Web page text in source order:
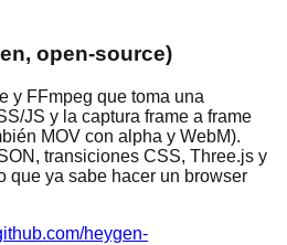
open-source)
y FFmpeg que toma una
JS y la captura frame a frame
MOV con alpha y WebM).
transiciones CSS, Three.js y
que ya sabe hacer un browser
heygen-